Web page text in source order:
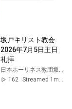
坂戸キリスト教会
2026年7月5日主日
礼拝
162